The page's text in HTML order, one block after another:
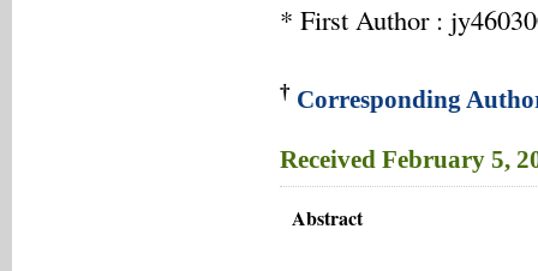
* First Author :
† Corresponding
Received February 5,
Abstract